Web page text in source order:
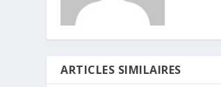
ARTICLES SIMILAIRES